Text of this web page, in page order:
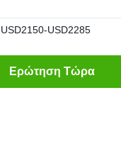
USD2150-USD2285
Ερώτηση Τώρα